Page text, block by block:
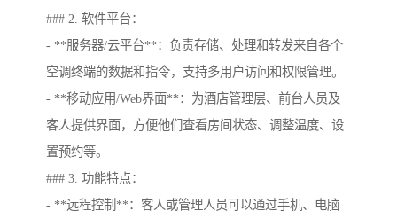
### 2. 软件平台：
- **服务器/云平台**：负责存储、处理和转发来自各个
空调终端的数据和指令，支持多用户访问和权限管理。
- **移动应用/Web界面**：为酒店管理层、前台人员及
客人提供界面，方便他们查看房间状态、调整温度、设
置预约等。
### 3. 功能特点：
- **远程控制**：客人或管理人员可以通过手机、电脑